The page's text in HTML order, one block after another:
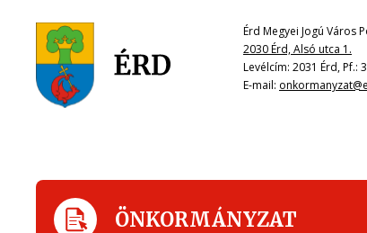
Érd Megyei Jogú Város
2030 Érd, Alsó utca 1.
Levélcím: 2031 Érd, Pf.:
E-mail:
ÖNKORMÁNYZAT